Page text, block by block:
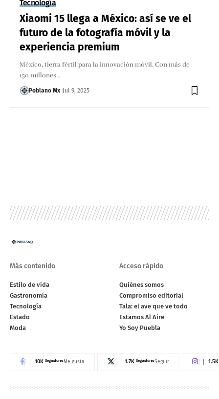
Tecnología
Xiaomi 15 llega a México: así se ve el
futuro de la fotografía móvil y la
experiencia premium
México, tierra fértil para la innovación móvil. Con más de
150 millones…
Poblano Mx Jul 9, 2025
Más contenido
Estilo de vida
Gastronomía
Tecnología
Estado
Moda
Acceso rápido
Quiénes somos
Compromiso editorial
Tala: el ave que ve todo
Estamos Al Aire
Yo Soy Puebla
10K SeguidoresMe gusta 1.7K SeguidoresSeguir 1.5K